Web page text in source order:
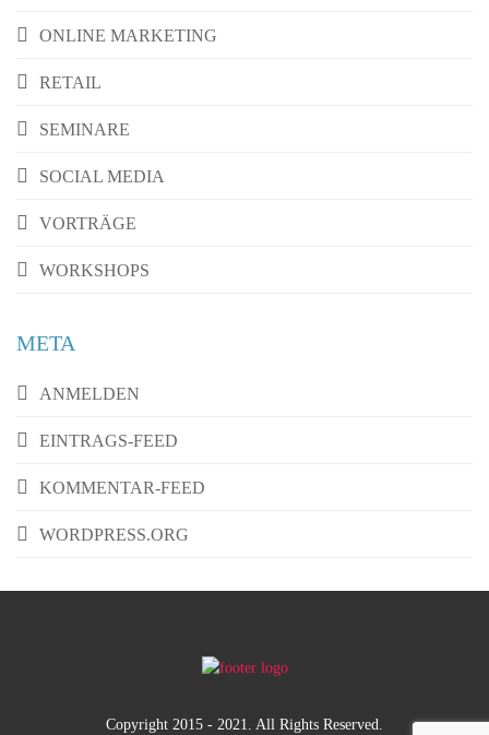
ONLINE MARKETING
RETAIL
SEMINARE
SOCIAL MEDIA
VORTRÄGE
WORKSHOPS
META
ANMELDEN
EINTRAGS-FEED
KOMMENTAR-FEED
WORDPRESS.ORG
Copyright 2015 - 2021. All Rights Reserved.